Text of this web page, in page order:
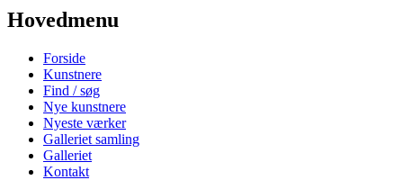
Hovedmenu
Forside
Kunstnere
Find / søg
Nye kunstnere
Nyeste værker
Galleriet samling
Galleriet
Kontakt